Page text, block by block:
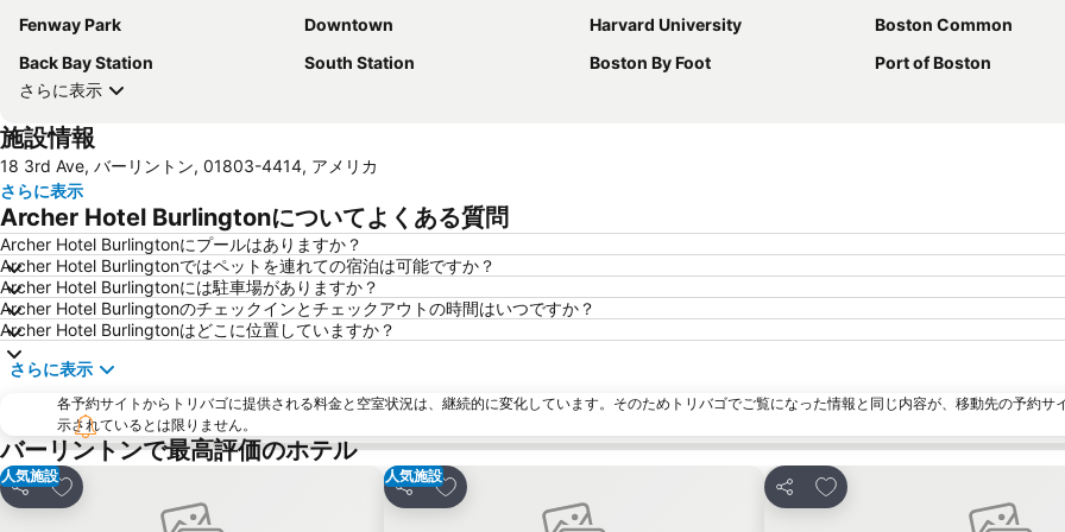
Fenway Park
Downtown Harvard University
Boston Common
Back Bay Station
South Station Boston By Foot
Port of Boston
さらに表示
施設情報
18 3rd Ave, バーリントン, 01803-4414, アメリカ
さらに表示
Archer Hotel Burlingtonについてよくある質問
Archer Hotel Burlingtonにプールはありますか？
Archer Hotel Burlingtonではペットを連れての宿泊は可能ですか？
Archer Hotel Burlingtonには駐車場がありますか？
Archer Hotel Burlingtonのチェックインとチェックアウトの時間はいつですか？
Archer Hotel Burlingtonはどこに位置していますか？
さらに表示
各予約サイトからトリバゴに提供される料金と空室状況は、継続的に変化しています。そのためトリバゴでご覧になった情報と同じ内容が、移動先の予約サ
示されているとは限りません。
バーリントンで最高評価のホテル
人気施設
シェア
お気に入りに追加 人気施設
シェア
お気に入りに追加
シェア
お気に入りに追加